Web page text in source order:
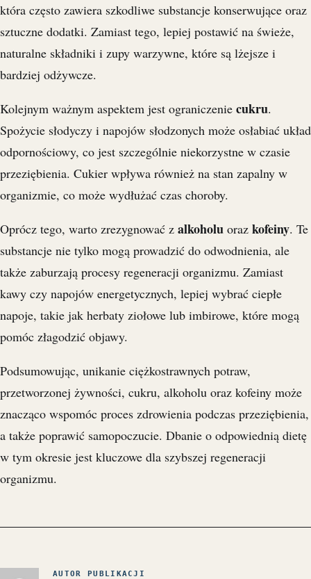
która często zawiera szkodliwe substancje konserwujące oraz
sztuczne dodatki. Zamiast tego, lepiej postawić na świeże,
naturalne składniki i zupy warzywne, które są lżejsze i
bardziej odżywcze.
Kolejnym ważnym aspektem jest ograniczenie cukru.
Spożycie słodyczy i napojów słodzonych może osłabiać układ
odpornościowy, co jest szczególnie niekorzystne w czasie
przeziębienia. Cukier wpływa również na stan zapalny w
organizmie, co może wydłużać czas choroby.
Oprócz tego, warto zrezygnować z alkoholu oraz kofeiny. Te
substancje nie tylko mogą prowadzić do odwodnienia, ale
także zaburzają procesy regeneracji organizmu. Zamiast
kawy czy napojów energetycznych, lepiej wybrać ciepłe
napoje, takie jak herbaty ziołowe lub imbirowe, które mogą
pomóc złagodzić objawy.
Podsumowując, unikanie ciężkostrawnych potraw,
przetworzonej żywności, cukru, alkoholu oraz kofeiny może
znacząco wspomóc proces zdrowienia podczas przeziębienia,
a także poprawić samopoczucie. Dbanie o odpowiednią dietę
w tym okresie jest kluczowe dla szybszej regeneracji
organizmu.
AUTOR PUBLIKACJI